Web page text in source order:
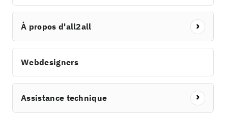
À propos d'all2all
Webdesigners
Assistance technique